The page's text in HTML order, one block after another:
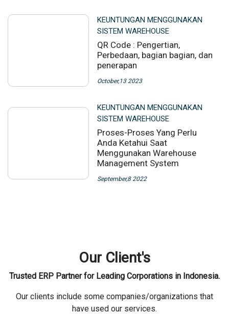
KEUNTUNGAN MENGGUNAKAN
SISTEM WAREHOUSE
QR Code : Pengertian,
Perbedaan, bagian bagian, dan
penerapan
October,13 2023
KEUNTUNGAN MENGGUNAKAN
SISTEM WAREHOUSE
Proses-Proses Yang Perlu
Anda Ketahui Saat
Menggunakan Warehouse
Management System
September,8 2022
Our Client's
Trusted ERP Partner for Leading Corporations in Indonesia.
Our clients include some companies/organizations that
have used our services.